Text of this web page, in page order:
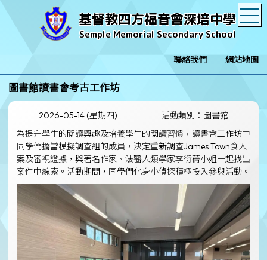
基督教四方福音會深培中學
Semple Memorial Secondary School
聯絡我們 網站地圖
圖書館讀書會考古工作坊
2026-05-14 (星期四)
活動類別：圖書館
為提升學生的閱讀興趣及培養學生的閱讀習慣，讀書會工作坊中
同學們擔當模擬調查組的成員，決定重新調查James Town食人
案及審視證據，與著名作家、法醫人類學家李衍蒨小姐一起找出
案件中線索。活動期間，同學們化身小偵探積極投入參與活動。